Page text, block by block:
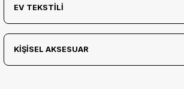
EV TEKSTİLİ
KİŞİSEL AKSESUAR